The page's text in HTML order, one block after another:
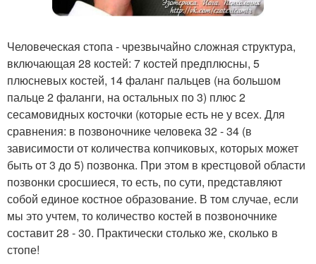
Человеческая стопа - чрезвычайно сложная структура,
включающая 28 костей: 7 костей предплюсны, 5
плюсневых костей, 14 фаланг пальцев (на большом
пальце 2 фаланги, на остальных по 3) плюс 2
сесамовидных косточки (которые есть не у всех. Для
сравнения: в позвоночнике человека 32 - 34 (в
зависимости от количества копчиковых, которых может
быть от 3 до 5) позвонка. При этом в крестцовой области
позвонки сросшиеся, то есть, по сути, представляют
собой единое костное образование. В том случае, если
мы это учтем, то количество костей в позвоночнике
составит 28 - 30. Практически столько же, сколько в
стопе!